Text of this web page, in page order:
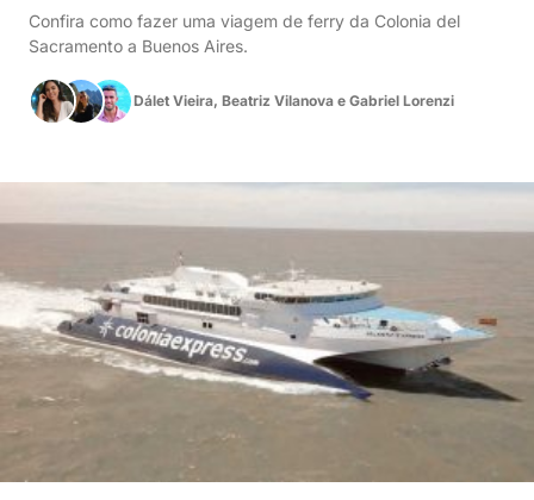
Confira como fazer uma viagem de ferry da Colonia del
Sacramento a Buenos Aires.
Dálet Vieira, Beatriz Vilanova e Gabriel Lorenzi